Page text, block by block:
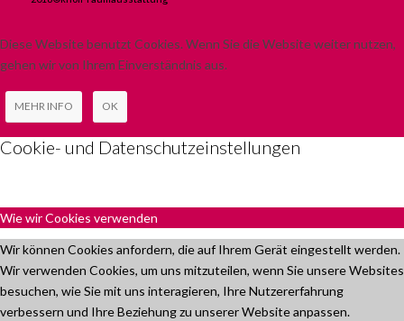
Diese Website benutzt Cookies. Wenn Sie die Website weiter nutzen,
gehen wir von Ihrem Einverständnis aus.
MEHR INFO OK
Cookie- und Datenschutzeinstellungen
Wie wir Cookies verwenden
Wir können Cookies anfordern, die auf Ihrem Gerät eingestellt werden.
Wir verwenden Cookies, um uns mitzuteilen, wenn Sie unsere Websites
besuchen, wie Sie mit uns interagieren, Ihre Nutzererfahrung
verbessern und Ihre Beziehung zu unserer Website anpassen.